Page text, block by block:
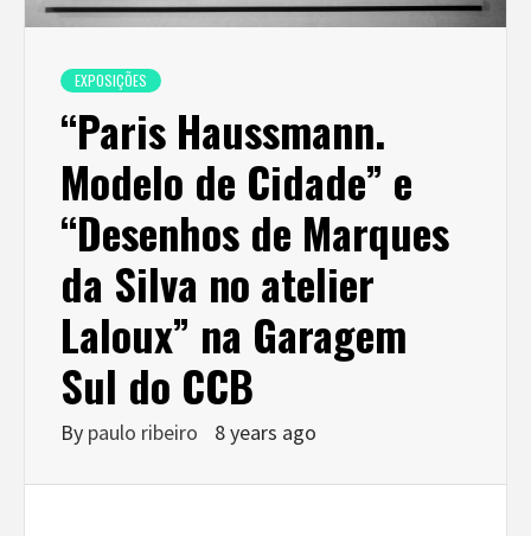
EXPOSIÇÕES
“Paris Haussmann.
Modelo de Cidade” e
“Desenhos de Marques
da Silva no atelier
Laloux” na Garagem
Sul do CCB
By paulo ribeiro 8 years ago